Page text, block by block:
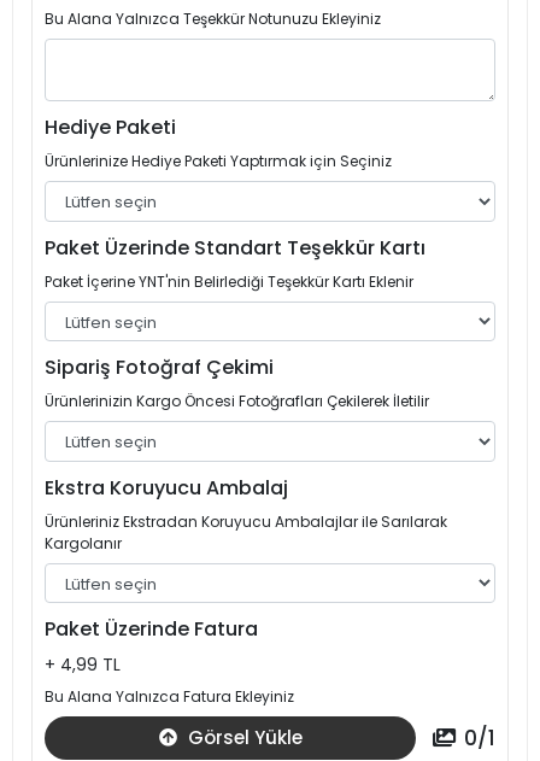
Bu Alana Yalnızca Teşekkür Notunuzu Ekleyiniz
Hediye Paketi
Ürünlerinize Hediye Paketi Yaptırmak için Seçiniz
Paket Üzerinde Standart Teşekkür Kartı
Paket İçerine YNT'nin Belirlediği Teşekkür Kartı Eklenir
Sipariş Fotoğraf Çekimi
Ürünlerinizin Kargo Öncesi Fotoğrafları Çekilerek İletilir
Ekstra Koruyucu Ambalaj
Ürünleriniz Ekstradan Koruyucu Ambalajlar ile Sarılarak
Kargolanır
Paket Üzerinde Fatura
+ 4,99 TL
Bu Alana Yalnızca Fatura Ekleyiniz
Görsel Yükle 0/1